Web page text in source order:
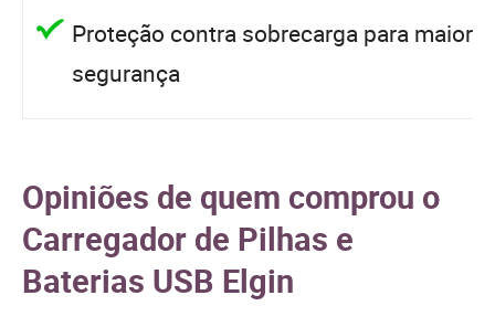
Proteção contra sobrecarga para maior
segurança
Opiniões de quem comprou o
Carregador de Pilhas e
Baterias USB Elgin